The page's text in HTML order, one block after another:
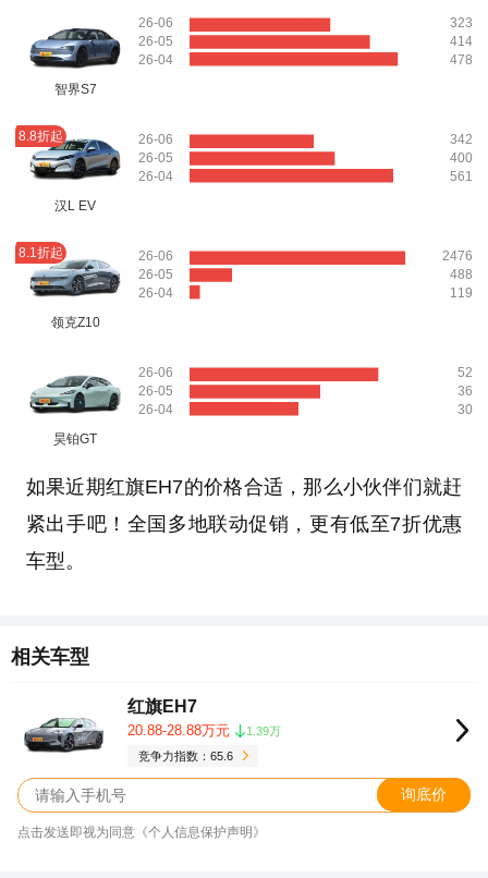
智界S7
26-06
26-05
26-04
323
414
478
8.8折起
汉L EV
26-06
26-05
26-04
342
400
561
8.1折起
领克Z10
26-06
26-05
26-04
2476
488
119
昊铂GT
26-06
26-05
26-04
52
36
30
如果近期红旗EH7的价格合适，那么小伙伴们就赶
紧出手吧！全国多地联动促销，更有低至7折优惠
车型。
相关车型
红旗EH7
20.88-28.88万元
1.39万
竞争力指数：65.6
询底价
点击发送即视为同意《个人信息保护声明》